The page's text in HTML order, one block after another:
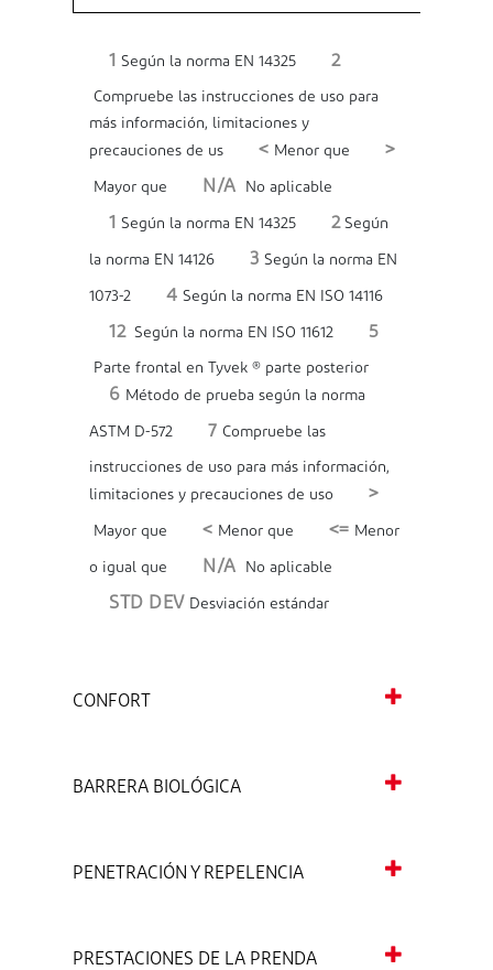
1 Según la norma EN 14325 2
Compruebe las instrucciones de uso para
más información, limitaciones y
precauciones de us
< Menor que >
Mayor que N/A No aplicable
1 Según la norma EN 14325 2Según
la norma EN 14126 3 Según la norma EN
1073-2 4 Según la norma EN ISO 14116
12Según la norma EN ISO 11612 5
Parte frontal en Tyvek ® parte posterior
6 Método de prueba según la norma
ASTM D-572 7 Compruebe las
instrucciones de uso para más información,
limitaciones y precauciones de uso
>
Mayor que < Menor que <= Menor
o igual que N/A No aplicable
STD DEV Desviación estándar
CONFORT
BARRERA BIOLÓGICA
PENETRACIÓN Y REPELENCIA
PRESTACIONES DE LA PRENDA